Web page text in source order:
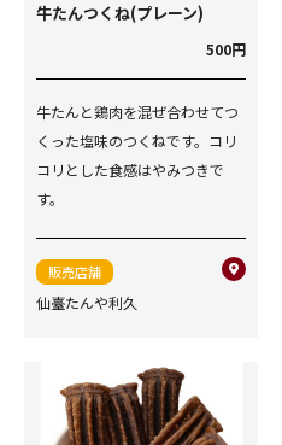
牛たんつくね(プレーン)
500円
牛たんと鶏肉を混ぜ合わせてつ
くった塩味のつくねです。コリ
コリとした食感はやみつきで
す。
販売店舗
仙臺たんや利久